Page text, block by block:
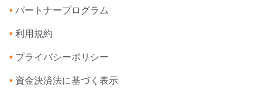
• パートナープログラム
• 利用規約
• プライバシーポリシー
• 資金決済法に基づく表示